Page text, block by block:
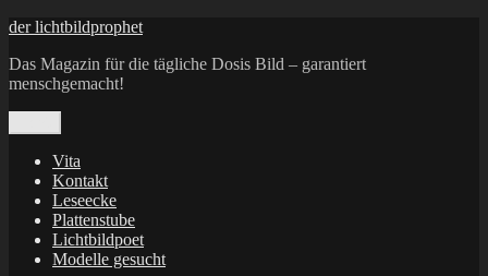
Zum
springen
der lichtbildprophet
Das Magazin für die tägliche Dosis Bild – garantiert
menschgemacht!
Vita
Kontakt
Leseecke
Plattenstube
Lichtbildpoet
Modelle gesucht